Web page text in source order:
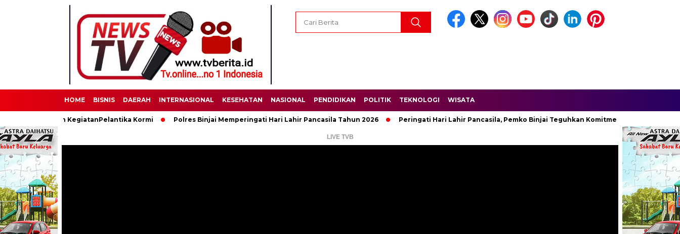
HOME BISNIS DAERAH INTERNASIONAL KESEHATAN NASIONAL PENDIDIKAN POLITIK TEKNOLOGI WISATA
KegiatanPelantika Kormi Polres Binjai Memperingati Hari Lahir Pancasila Tahun 2026 Peringati Hari Lahir Pancasila, Pemko Binjai Teguhkan Komitmen Kebangsaan.
LIVE TVB